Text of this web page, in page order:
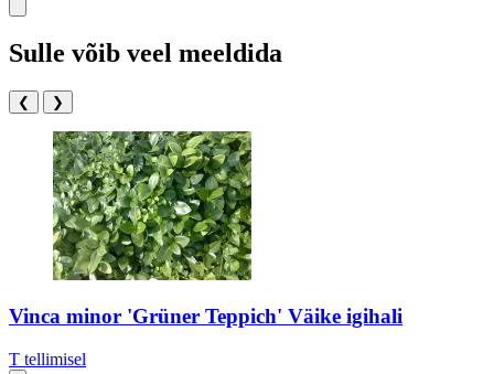
Sulle võib veel meeldida
❮ ❯
Vinca minor 'Grüner Teppich' Väike igihali
T tellimisel